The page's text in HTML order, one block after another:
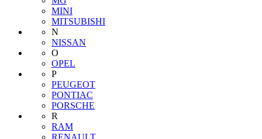
MINI
MITSUBISHI
N
NISSAN
O
OPEL
P
PEUGEOT
PONTIAC
PORSCHE
R
RAM
RENAULT